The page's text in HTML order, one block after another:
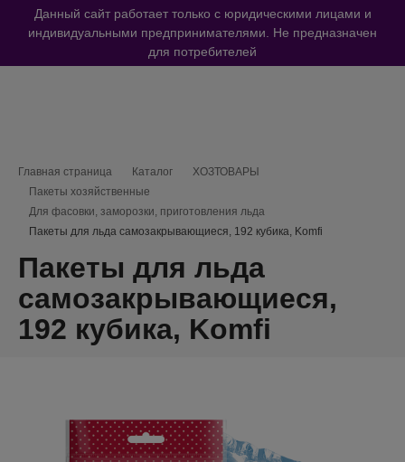
Данный сайт работает только с юридическими лицами и
индивидуальными предпринимателями. Не предназначен
для потребителей
Навигационная цепочка
Главная страница Каталог
ХОЗТОВАРЫ
Пакеты хозяйственные
Для фасовки, заморозки, приготовления льда
Пакеты для льда самозакрывающиеся, 192 кубика, Komfi
Пакеты для льда
самозакрывающиеся,
192 кубика, Komfi